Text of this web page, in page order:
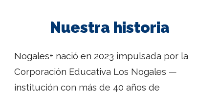
Nuestra historia
Nogales+ nació en 2023 impulsada por la
Corporación Educativa Los Nogales —
institución con más de 40 años de